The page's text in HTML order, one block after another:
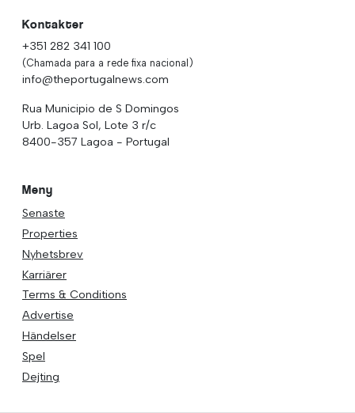
Kontakter
+351 282 341 100
(Chamada para a rede fixa nacional)
info@theportugalnews.com
Rua Municipio de S Domingos
Urb. Lagoa Sol, Lote 3 r/c
8400-357 Lagoa - Portugal
Meny
Senaste
Properties
Nyhetsbrev
Karriärer
Terms & Conditions
Advertise
Händelser
Spel
Dejting